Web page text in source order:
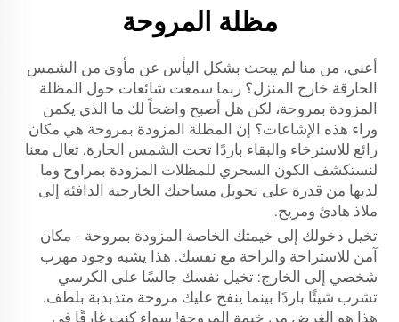
مظلة المروحة
أعني، من منا لم يبحث بشكل اليأس عن مأوى من الشمس
الحارقة خارج المنزل؟ ربما سمعت شائعات حول المظلة
المزودة بمروحة، لكن هل أصبح واضحاً لك ما الذي يكمن
وراء هذه الإشاعات؟ إن المظلة المزودة بمروحة هي مكان
رائع للاسترخاء والبقاء باردًا تحت الشمس الحارة. تعال معنا
لنستكشف الكون السحري للمظلات المزودة بمراوح وما
لديها من قدرة على تحويل مساحتك الخارجية الدافئة إلى
ملاذ هادئ ومريح.
تخيل دخولك إلى خيمتك الخاصة المزودة بمروحة - مكان
آمن للاستراحة والراحة مع نفسك. هذا يشبه وجود مهرب
شخصي إلى الخارج: تخيل نفسك جالسًا على الكرسي
تشرب شيئًا باردًا بينما ينفخ عليك مروحة متذبذبة بلطف.
هذا هو الغرض من خيمة المروحة! سواء كنت غارقًا في